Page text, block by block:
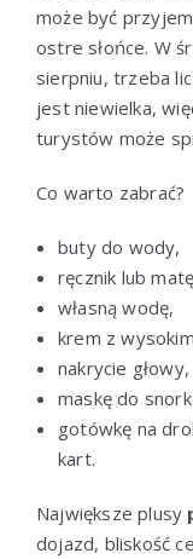
może być
ostre słońce. W
sierpniu, trzeba
jest niewielka,
turystów może
Co warto zabrać?
buty do wody,
ręcznik lub
własną wodę,
krem z
nakrycie głowy,
maskę do
gotówkę na
kart.
Największe plusy
dojazd, bliskość